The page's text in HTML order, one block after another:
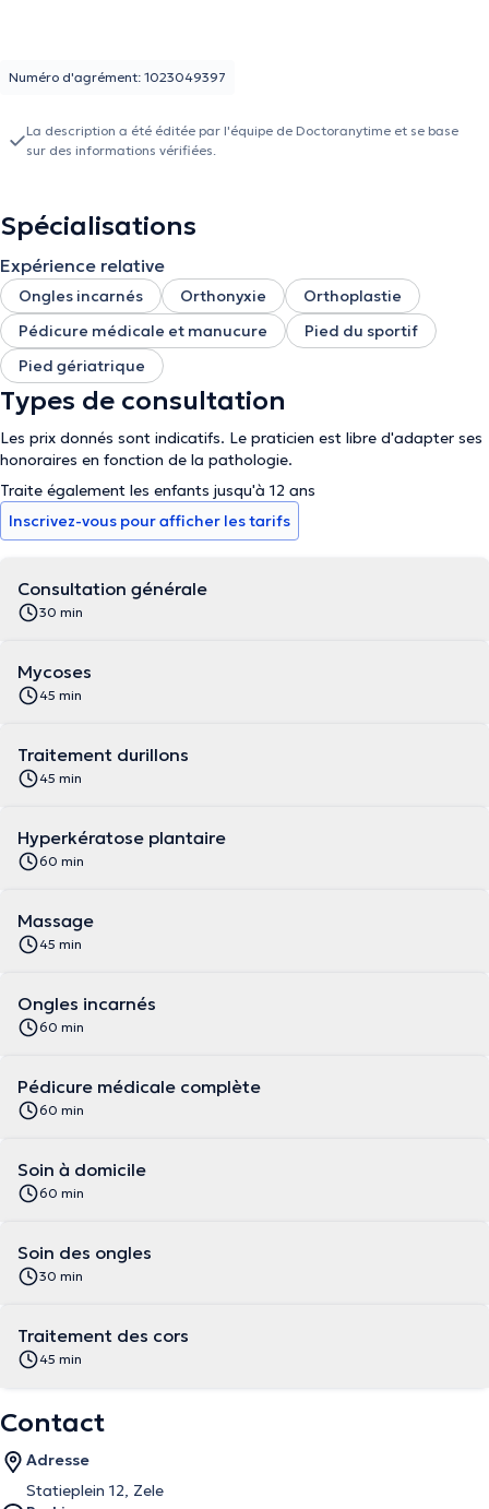
Numéro d'agrément: 1023049397
La description a été éditée par l'équipe de Doctoranytime et se base
sur des informations vérifiées.
Spécialisations
Expérience relative
Ongles incarnés Orthonyxie
Orthoplastie
Pédicure médicale et manucure
Pied du sportif
Pied gériatrique
Types de consultation
Les prix donnés sont indicatifs. Le praticien est libre d'adapter ses
honoraires en fonction de la pathologie.
Traite également les enfants jusqu'à 12 ans
Inscrivez-vous pour afficher les tarifs
Consultation générale
30 min
Mycoses
45 min
Traitement durillons
45 min
Hyperkératose plantaire
60 min
Massage
45 min
Ongles incarnés
60 min
Pédicure médicale complète
60 min
Soin à domicile
60 min
Soin des ongles
30 min
Traitement des cors
45 min
Contact
Adresse
Statieplein 12, Zele